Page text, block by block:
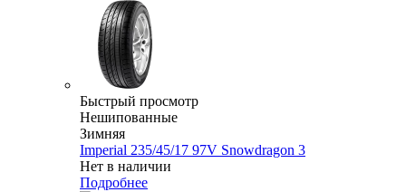
Быстрый просмотр
Нешипованные
Зимняя
Imperial 235/45/17 97V Snowdragon 3
Нет в наличии
Подробнее